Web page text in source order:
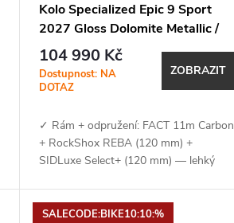
Kolo Specialized Epic 9 Sport
2027 Gloss Dolomite Metallic /
Metallic Obsidian
104 990 Kč
Dostupnost: NA
DOTAZ
ZOBRAZIT
✓ Rám + odpružení: FACT 11m Carbon
+ RockShox REBA (120 mm) +
SIDLuxe Select+ (120 mm) — lehký
SALECODE:BIKE10:10:%